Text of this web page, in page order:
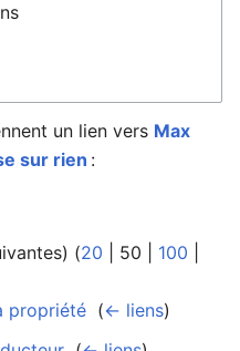
un lien vers Max
sur rien :
) (20 50 100
propriété (← liens)